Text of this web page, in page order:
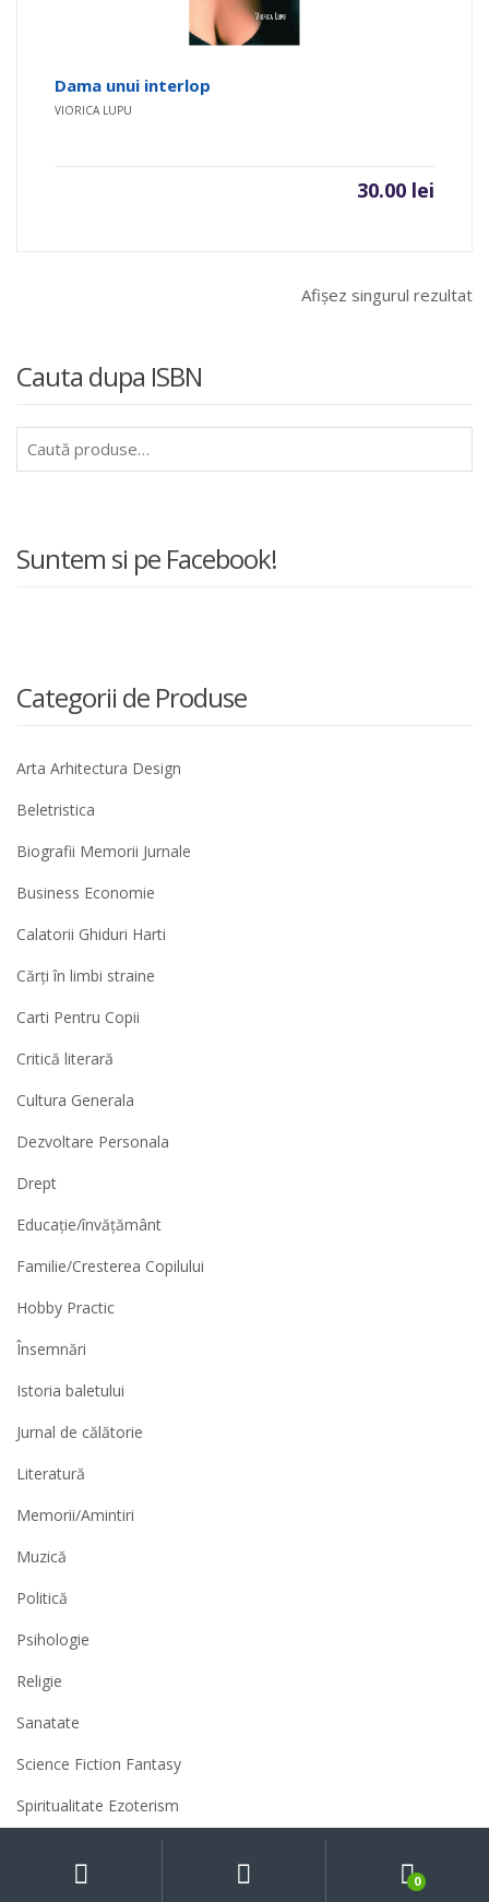
Dama unui interlop
VIORICA LUPU
30.00 lei
Afișez singurul rezultat
Cauta dupa ISBN
după:
Suntem si pe Facebook!
Categorii de Produse
Arta Arhitectura Design
Beletristica
Biografii Memorii Jurnale
Business Economie
Calatorii Ghiduri Harti
Cărți în limbi straine
Carti Pentru Copii
Critică literară
Cultura Generala
Dezvoltare Personala
Drept
Educație/învățământ
Familie/Cresterea Copilului
Hobby Practic
Însemnări
Istoria baletului
Jurnal de călătorie
Literatură
Memorii/Amintiri
Muzică
Politică
Psihologie
Religie
Sanatate
Science Fiction Fantasy
Spiritualitate Ezoterism
Account
0